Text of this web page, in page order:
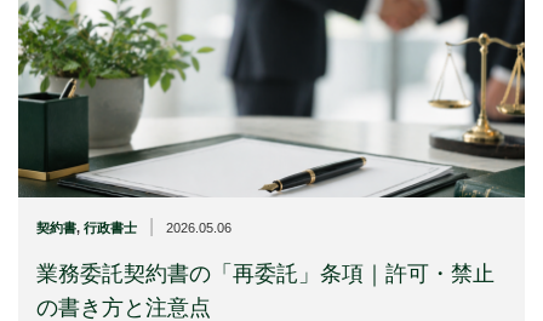
契約書, 行政書士 2026.05.06
業務委託契約書の「再委託」条項｜許可・禁止
の書き方と注意点